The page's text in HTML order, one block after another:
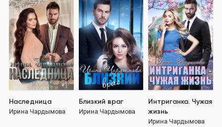
Наследница
Ирина Чардымова
Близкий враг
Ирина Чардымова
Интриганка. Чужая
жизнь
Ирина Чардымова